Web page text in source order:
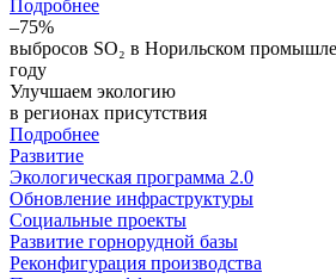
Подробнее
–75%
выбросов SO₂ в Норильском
году
Улучшаем экологию
в регионах присутствия
Подробнее
Развитие
Экологическая программа 2.0
Обновление инфраструктуры
Социальные проекты
Развитие горнорудной базы
Реконфигурация производства